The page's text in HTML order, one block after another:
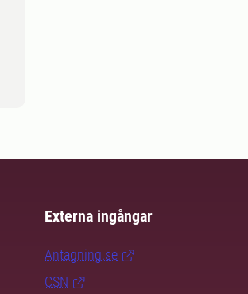
Externa ingångar
Antagning.se
CSN